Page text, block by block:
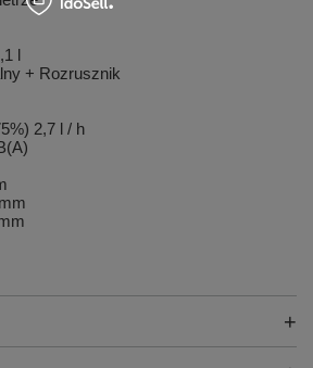
l
+ Rozrusznik
2,7 l / h